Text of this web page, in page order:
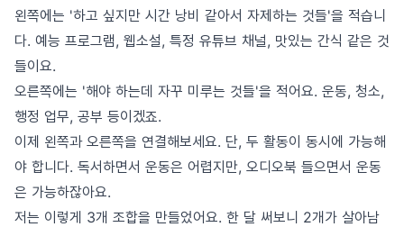
왼쪽에는 '하고 싶지만 시간 낭비 같아서 자제하는 것들'을 적습니
다. 예능 프로그램, 웹소설, 특정 유튜브 채널, 맛있는 간식 같은 것
들이요.
오른쪽에는 '해야 하는데 자꾸 미루는 것들'을 적어요. 운동, 청소,
행정 업무, 공부 등이겠죠.
이제 왼쪽과 오른쪽을 연결해보세요. 단, 두 활동이 동시에 가능해
야 합니다. 독서하면서 운동은 어렵지만, 오디오북 들으면서 운동
은 가능하잖아요.
저는 이렇게 3개 조합을 만들었어요. 한 달 써보니 2개가 살아남